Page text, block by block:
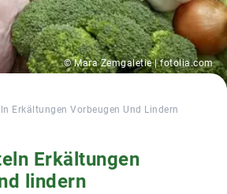
© Mara Zemgaletie | fotolia.com
Erkältungen Vorbeugen Und Lindern
Erkältungen
lindern